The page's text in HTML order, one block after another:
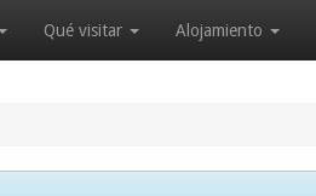
Qué visitar Alojamiento